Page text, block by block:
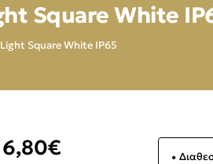
Square White
Square White IP65